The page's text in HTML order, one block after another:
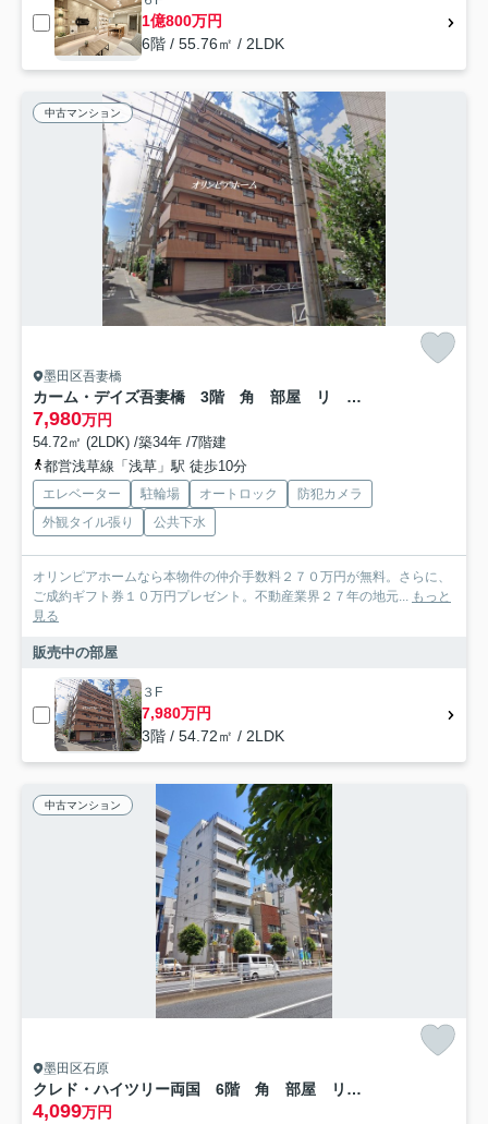
1億800万円
6階 / 55.76㎡ / 2LDK
中古マンション
墨田区吾妻橋
カーム・デイズ吾妻橋 3階 角 部屋 リ ノベーション
7,980万円
54.72㎡ (2LDK) /築34年 /7階建
都営浅草線「浅草」駅 徒歩10分
エレベーター 駐輪場 オートロック
防犯カメラ
外観タイル張り
公共下水
オリンピアホームなら本物件の仲介手数料２７０万円が無料。さらに、
ご成約ギフト券１０万円プレゼント。不動産業界２７年の地元... もっと
見る
販売中の部屋
３F
7,980万円
3階 / 54.72㎡ / 2LDK
中古マンション
墨田区石原
クレド・ハイツリー両国 6階 角 部屋 リ フォーム済
4,099万円